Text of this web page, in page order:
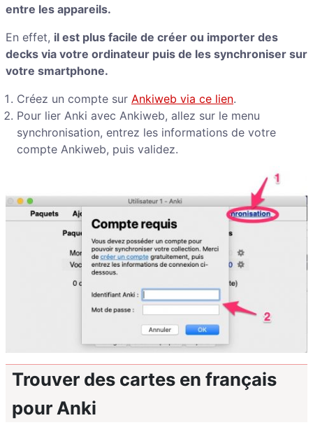
entre les appareils.
En effet, il est plus facile de créer ou importer des
decks via votre ordinateur puis de les synchroniser sur
votre smartphone.
Créez un compte sur Ankiweb via ce lien.
Pour lier Anki avec Ankiweb, allez sur le menu
synchronisation, entrez les informations de votre
compte Ankiweb, puis validez.
Trouver des cartes en français
pour Anki